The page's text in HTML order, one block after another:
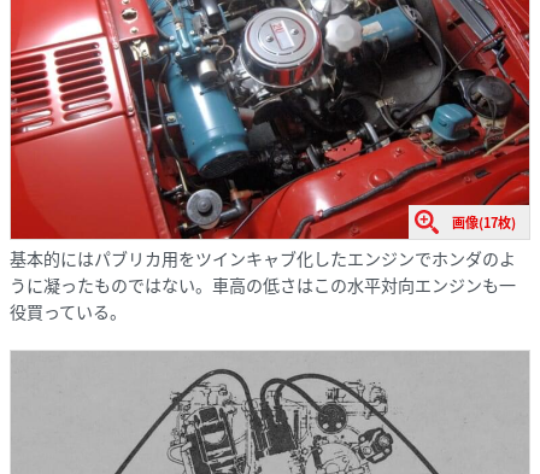
画像(17枚)
基本的にはパブリカ用をツインキャブ化したエンジンでホンダのよ
うに凝ったものではない。車高の低さはこの水平対向エンジンも一
役買っている。